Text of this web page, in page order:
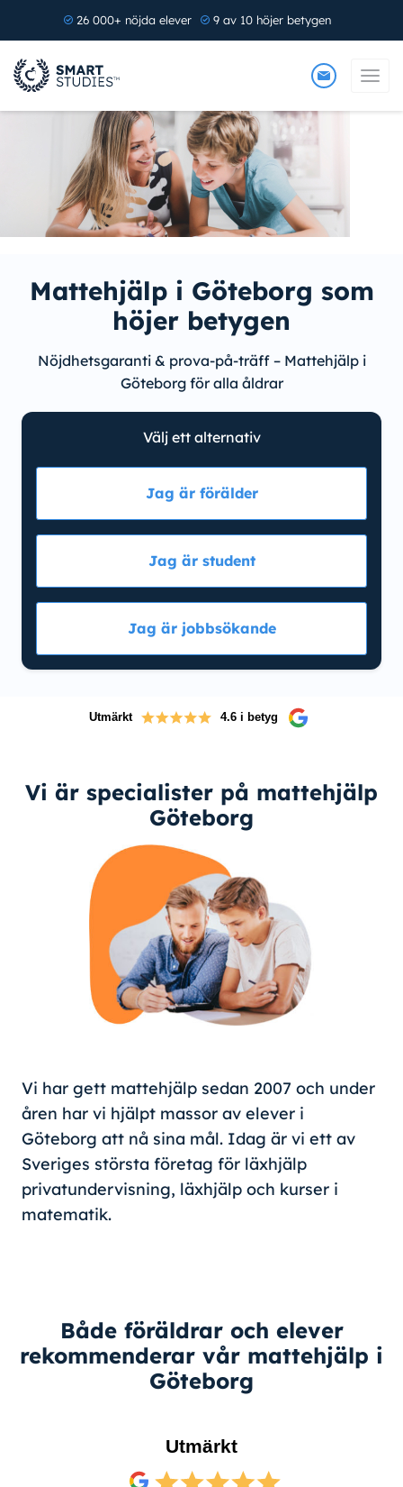
26 000+ nöjda elever 9 av 10 höjer betygen
Mattehjälp i Göteborg som
höjer betygen
Nöjdhetsgaranti & prova-på-träff – Mattehjälp i
Göteborg för alla åldrar
Välj ett alternativ
Jag är förälder
Jag är student
Jag är jobbsökande
Utmärkt 4.6 i betyg
Vi är specialister på mattehjälp
Göteborg
Vi har gett mattehjälp sedan 2007 och under
åren har vi hjälpt massor av elever i
Göteborg att nå sina mål. Idag är vi ett av
Sveriges största företag för läxhjälp
privatundervisning, läxhjälp och kurser i
matematik.
Både föräldrar och elever
rekommenderar vår mattehjälp i
Göteborg
Utmärkt